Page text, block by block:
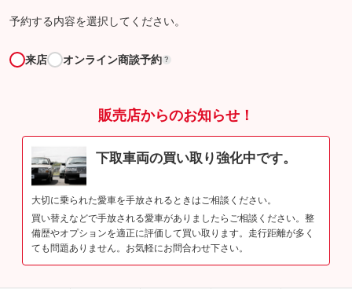
予約する内容を選択してください。
来店 オンライン商談予約 ?
販売店からのお知らせ！
下取車両の買い取り強化中です。
大切に乗られた愛車を手放されるときはご相談ください。
買い替えなどで手放される愛車がありましたらご相談ください。整
備歴やオプションを適正に評価して買い取ります。走行距離が多く
ても問題ありません。お気軽にお問合わせ下さい。